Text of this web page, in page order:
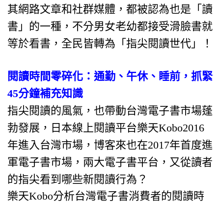
其網路文章和社群媒體，都被認為也是「讀
書」的一種，不分男女老幼都接受滑臉書就
等於看書，全民皆轉為「指尖閱讀世代」！
閱讀時間零碎化：通勤、午休、睡前，抓緊
45分鐘補充知識
指尖閱讀的風氣，也帶動台灣電子書市場蓬
勃發展，日本線上閱讀平台樂天Kobo2016
年進入台灣市場，博客來也在2017年首度進
軍電子書市場，兩大電子書平台，又從讀者
的指尖看到哪些新閱讀行為？
樂天Kobo分析台灣電子書消費者的閱讀時